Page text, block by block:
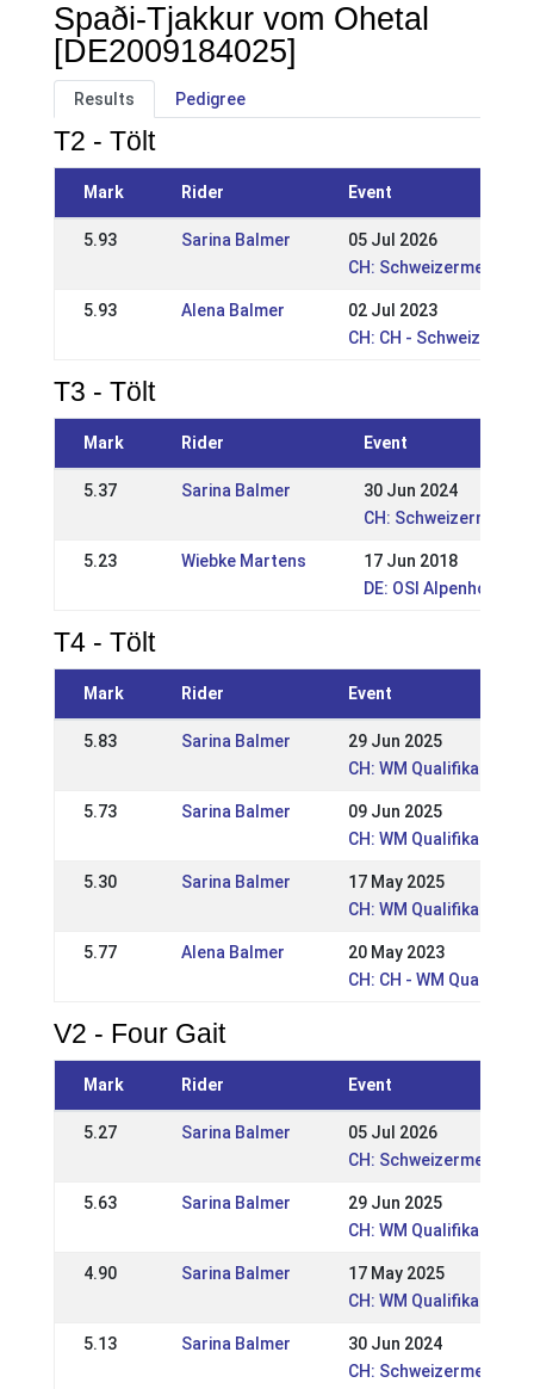
Spaði-Tjakkur vom Ohetal
[DE2009184025]
Results Pedigree
T2 - Tölt
Mark Rider Event
5.93 Sarina Balmer
05 Jul 2026
CH:
5.93 Alena Balmer
02 Jul 2023
CH: CH -
T3 - Tölt
Mark Rider Event
5.37 Sarina Balmer
30 Jun 2024
CH:
5.23 Wiebke Martens
17 Jun 2018
DE: OSI Alpenhof
T4 - Tölt
Mark Rider Event
5.83 Sarina Balmer
29 Jun 2025
CH: WM
5.73 Sarina Balmer
09 Jun 2025
CH: WM
5.30 Sarina Balmer
17 May 2025
CH: WM
5.77 Alena Balmer
20 May 2023
CH: CH - WM
V2 - Four Gait
Mark Rider Event
5.27 Sarina Balmer
05 Jul 2026
CH:
5.63 Sarina Balmer
29 Jun 2025
CH: WM
4.90 Sarina Balmer
17 May 2025
CH: WM
5.13 Sarina Balmer
30 Jun 2024
CH: